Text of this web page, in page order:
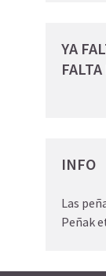
YA
INFO
Las
Peñak